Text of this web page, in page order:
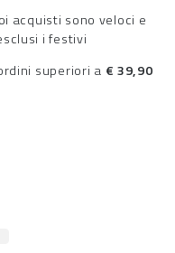
acquisti sono veloci e
i festivi
superiori a € 39,90